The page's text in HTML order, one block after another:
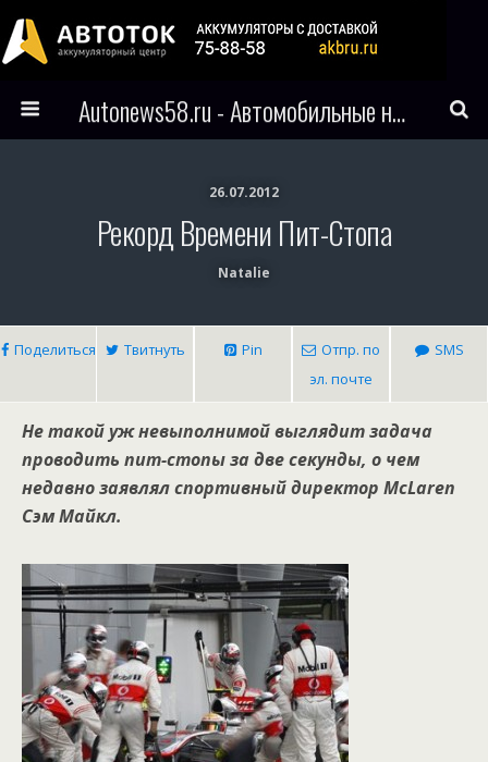
Autonews58.ru - Автомобильные новости Пензы и всего мира
26.07.2012
Рекорд Времени Пит-Стопа
Natalie
Поделиться Твитнуть Pin
Отпр. по
эл. почте
SMS
Не такой уж невыполнимой выглядит задача
проводить пит-стопы за две секунды, о чем
недавно заявлял спортивный директор McLaren
Сэм Майкл.